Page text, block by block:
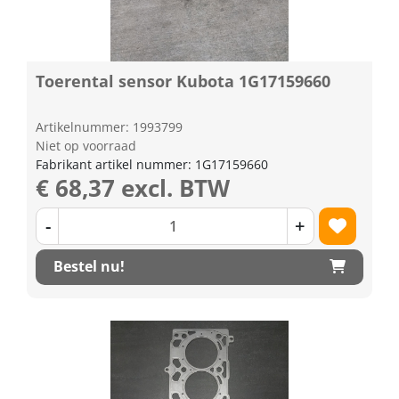
Toerental sensor Kubota 1G17159660
Artikelnummer: 1993799
Niet op voorraad
Fabrikant artikel nummer: 1G17159660
€ 68,37 excl. BTW
- +
Bestel nu!